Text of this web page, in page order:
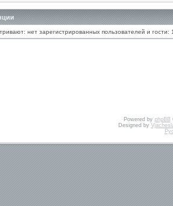
нет зарегистрированных пользователей и гости:
Powered by phpBB
Designed by